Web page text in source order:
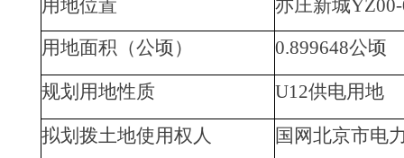
用地位置 亦庄新城
用地面积（公顷）
0.899648公顷
规划用地性质 U12供电用地
拟划拨土地使用权人 国网北京市电